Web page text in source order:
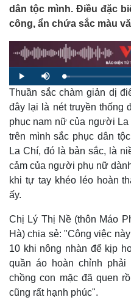
dân tộc mình. Điều đặc
công, ẩn chứa sắc màu
P
l
a
y
M
u
t
e
L
o
a
d
e
d
3
6
4
Thuần sắc chàm giản dị
đây lại là nét truyền thống
phục nam nữ của người
trên mình sắc phục dân
La Chí, đó là bản sắc, là
cảm của người phụ nữ
khi tự tay khéo léo hoàn
ấy.
Chị Lý Thị Nề (thôn Máo
Hà) chia sẻ: "Công việc
10 khi nông nhàn để kịp
quần áo hoàn chỉnh
chồng con mặc đã quen
cũng rất hạnh phúc".